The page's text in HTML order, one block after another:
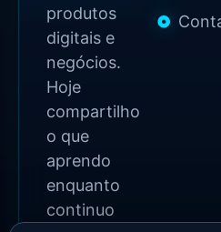
produtos
digitais e
negócios.
Hoje
compartilho
o que
aprendo
enquanto
continuo